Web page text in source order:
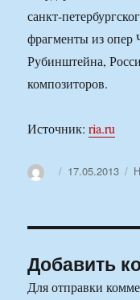
санкт-
фрагменты из опер
Рубинштейна,
композиторов.
Источник:ria.ru
АвторОпубликовано
17.05.2013
Добавить
Для отправки